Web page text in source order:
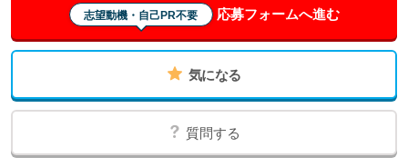
志望動機・自己PR不要 応募フォームへ進む
気になる
質問する